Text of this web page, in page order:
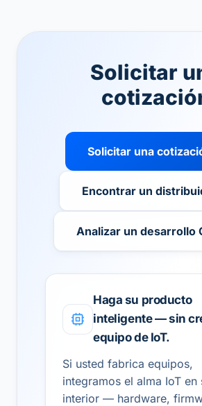
Solicitar
Solicitar una
Encontrar un
Analizar un desarrollo
Haga su producto
inteligente — sin
equipo de IoT.
Si usted fabrica equipos,
integramos el alma IoT en
interior — hardware,